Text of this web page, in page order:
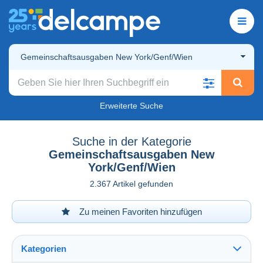
Gemeinschaftsausgaben New York/Genf/Wien
Erweiterte Suche
Suche in der Kategorie
Gemeinschaftsausgaben New
York/Genf/Wien
2.367 Artikel gefunden
Zu meinen Favoriten hinzufügen
Kategorien